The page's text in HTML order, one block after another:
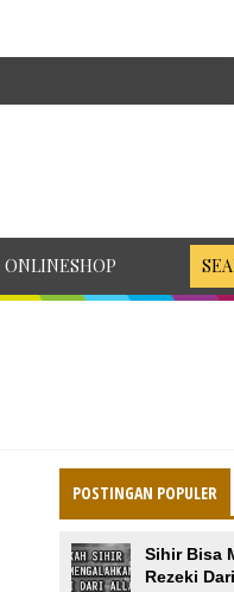
ONLINESHOP
POSTINGAN POPULER
Sihir Bisa
Rezeki